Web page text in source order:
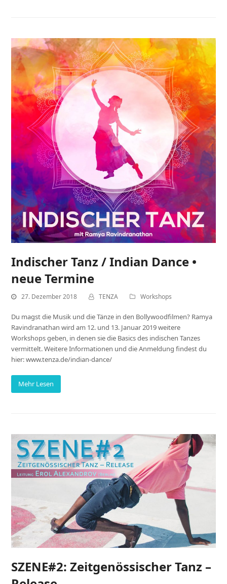
Indischer Tanz / Indian Dance •
neue Termine
27. Dezember 2018 TENZA Workshops
Du magst die Musik und die Tänze in den Bollywoodfilmen? Ramya
Ravindranathan wird am 12. und 13. Januar 2019 weitere
Workshops geben, in denen sie die Basics des indischen Tanzes
vermittelt. Weitere Informationen und die Anmeldung findest du
hier: www.tenza.de/indian-dance/
Mehr Lesen
SZENE#2: Zeitgenössischer Tanz –